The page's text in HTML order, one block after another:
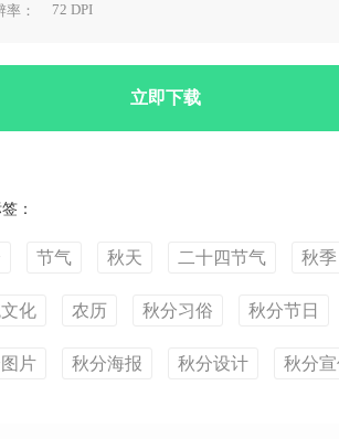
率： 72 DPI
立即下载
：
节气 秋天 二十四节气 秋季
化 农历 秋分习俗 秋分节日
片 秋分海报 秋分设计 秋分